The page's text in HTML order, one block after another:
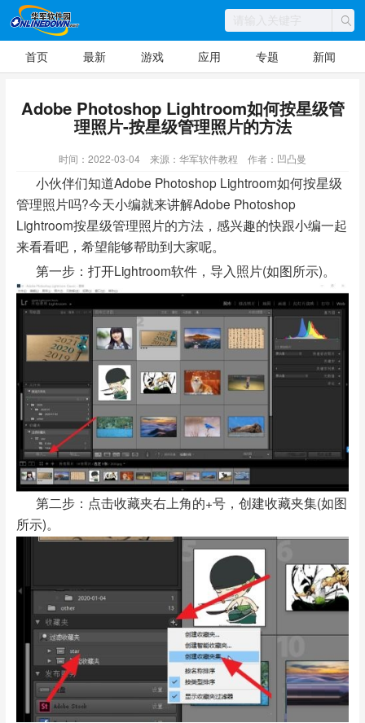
首页 最新 游戏 应用 专题 新闻
Adobe Photoshop Lightroom如何按星级管
理照片-按星级管理照片的方法
时间：2022-03-04 来源：华军软件教程 作者：凹凸曼
小伙伴们知道Adobe Photoshop Lightroom如何按星级
管理照片吗?今天小编就来讲解Adobe Photoshop
Lightroom按星级管理照片的方法，感兴趣的快跟小编一起
来看看吧，希望能够帮助到大家呢。
第一步：打开Lightroom软件，导入照片(如图所示)。
第二步：点击收藏夹右上角的+号，创建收藏夹集(如图
所示)。